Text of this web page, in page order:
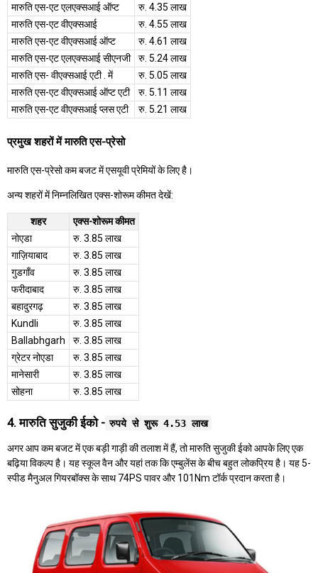
मारुति एस-एट एलएक्सआई ऑप्ट
रु. 4.35 लाख
मारुति एस-एट वीएक्सआई
रु. 4.55 लाख
मारुति एस-एट वीएक्सआई ऑप्ट
रु. 4.61 लाख
मारुति एस-एट एलएक्सआई सीएनजी
रु. 5.24 लाख
मारुति एस- वीएक्सआई एटी . में
रु. 5.05 लाख
मारुति एस-एट वीएक्सआई ऑप्ट एटी
रु. 5.11 लाख
मारुति एस-एट वीएक्सआई प्लस एटी
रु. 5.21 लाख
प्रमुख शहरों में मारुति एस-प्रेसो
मारुति एस-प्रेसो कम बजट में एसयूवी प्रेमियों के लिए है।
अन्य शहरों में निम्नलिखित एक्स-शोरूम कीमत देखें:
शहर
एक्स-शोरूम कीमत
नोएडा
रु. 3.85 लाख
गाज़ियाबाद
रु. 3.85 लाख
गुडगाँव
रु. 3.85 लाख
फरीदाबाद
रु. 3.85 लाख
बहादुरगढ़
रु. 3.85 लाख
Kundli
रु. 3.85 लाख
Ballabhgarh
रु. 3.85 लाख
ग्रेटर नोएडा
रु. 3.85 लाख
मानेसारी
रु. 3.85 लाख
सोहना
रु. 3.85 लाख
4. मारुति सुजुकी ईको - रुपये से शुरू 4.53 लाख
अगर आप कम बजट में एक बड़ी गाड़ी की तलाश में हैं, तो मारुति सुजुकी ईको आपके लिए एक
बढ़िया विकल्प है। यह स्कूल वैन और यहां तक कि एम्बुलेंस के बीच बहुत लोकप्रिय है। यह 5-
स्पीड मैनुअल गियरबॉक्स के साथ 74PS पावर और 101Nm टॉर्क प्रदान करता है।